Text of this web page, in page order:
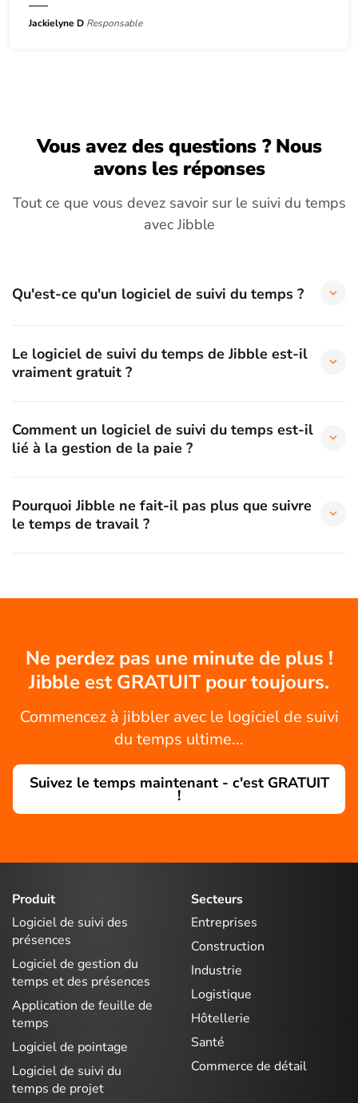
Jackielyne D Responsable
Vous avez des questions ? Nous
avons les réponses
Tout ce que vous devez savoir sur le suivi du temps
avec Jibble
Qu'est-ce qu'un logiciel de suivi du temps ?
Le logiciel de suivi du temps de Jibble est-il
vraiment gratuit ?
Comment un logiciel de suivi du temps est-il
lié à la gestion de la paie ?
Pourquoi Jibble ne fait-il pas plus que suivre
le temps de travail ?
Ne perdez pas une minute de plus !
Jibble est GRATUIT pour toujours.
Commencez à jibbler avec le logiciel de suivi
du temps ultime...
Suivez le temps maintenant - c'est GRATUIT
!
Produit
Logiciel de suivi des
présences
Logiciel de gestion du
temps et des présences
Application de feuille de
temps
Logiciel de pointage
Logiciel de suivi du
temps de projet
Secteurs
Entreprises
Construction
Industrie
Logistique
Hôtellerie
Santé
Commerce de détail